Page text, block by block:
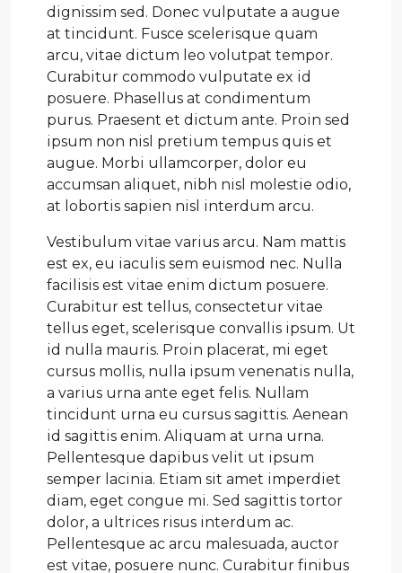
dignissim sed. Donec vulputate a augue
at tincidunt. Fusce scelerisque quam
arcu, vitae dictum leo volutpat tempor.
Curabitur commodo vulputate ex id
posuere. Phasellus at condimentum
purus. Praesent et dictum ante. Proin sed
ipsum non nisl pretium tempus quis et
augue. Morbi ullamcorper, dolor eu
accumsan aliquet, nibh nisl molestie odio,
at lobortis sapien nisl interdum arcu.
Vestibulum vitae varius arcu. Nam mattis
est ex, eu iaculis sem euismod nec. Nulla
facilisis est vitae enim dictum posuere.
Curabitur est tellus, consectetur vitae
tellus eget, scelerisque convallis ipsum. Ut
id nulla mauris. Proin placerat, mi eget
cursus mollis, nulla ipsum venenatis nulla,
a varius urna ante eget felis. Nullam
tincidunt urna eu cursus sagittis. Aenean
id sagittis enim. Aliquam at urna urna.
Pellentesque dapibus velit ut ipsum
semper lacinia. Etiam sit amet imperdiet
diam, eget congue mi. Sed sagittis tortor
dolor, a ultrices risus interdum ac.
Pellentesque ac arcu malesuada, auctor
est vitae, posuere nunc. Curabitur finibus